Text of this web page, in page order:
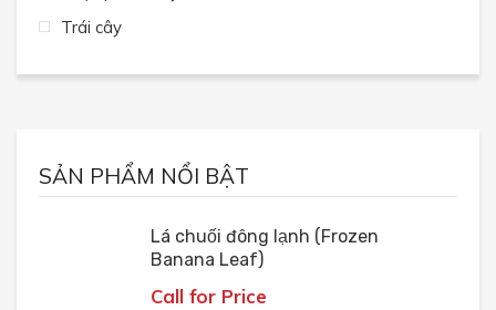
Trái cây
SẢN PHẨM NỔI BẬT
Lá chuối đông lạnh (Frozen
Banana Leaf)
Call for Price